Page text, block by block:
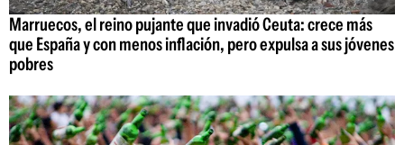
Marruecos, el reino pujante que invadió Ceuta: crece más
que España y con menos inflación, pero expulsa a sus jóvenes
pobres